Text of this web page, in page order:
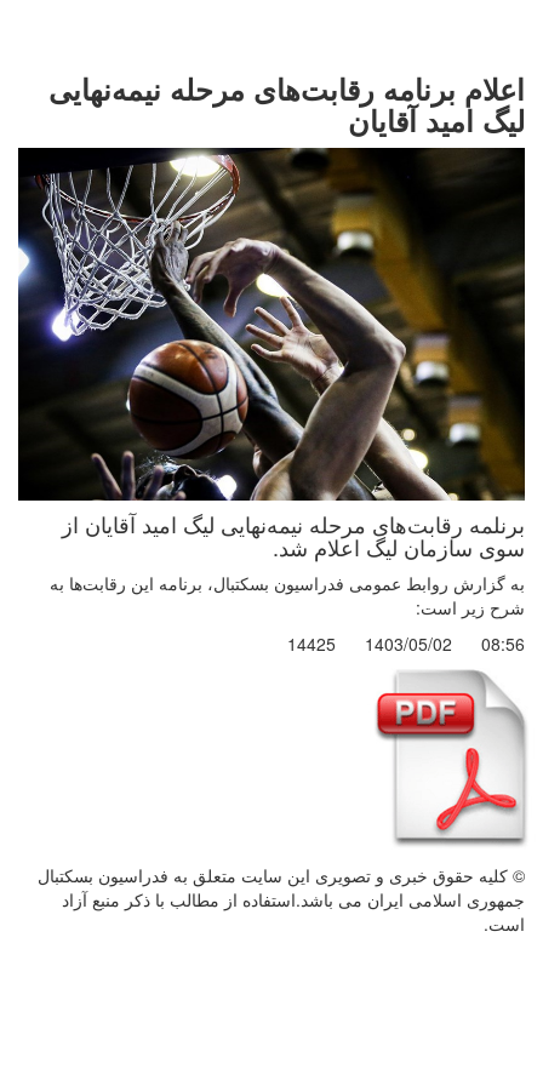
اعلام برنامه رقابت‌های مرحله نیمه‌نهایی
لیگ امید آقایان
برنلمه رقابت‌های مرحله نیمه‌نهایی لیگ امید آقایان از
سوی سازمان لیگ اعلام شد.
به گزارش روابط عمومی فدراسیون بسکتبال، برنامه این رقابت‌ها به
شرح زیر است:
08:56
1403/05/02
14425
© کليه حقوق خبری و تصويری اين سايت متعلق به فدراسیون بسکتبال
جمهوری اسلامی ایران می باشد.استفاده از مطالب با ذكر منبع آزاد
است.